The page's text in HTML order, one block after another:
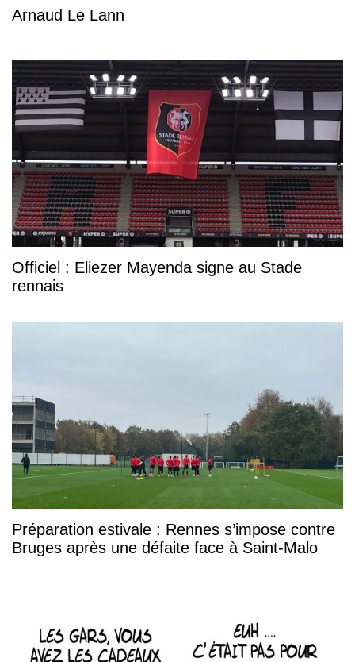
Arnaud Le Lann
Officiel : Eliezer Mayenda signe au Stade
rennais
Préparation estivale : Rennes s’impose contre
Bruges après une défaite face à Saint-Malo